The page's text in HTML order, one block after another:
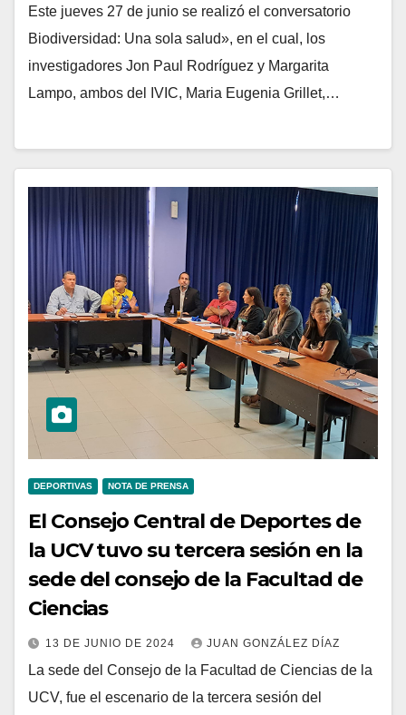
Este jueves 27 de junio se realizó el conversatorio
Biodiversidad: Una sola salud», en el cual, los
investigadores Jon Paul Rodríguez y Margarita
Lampo, ambos del IVIC, Maria Eugenia Grillet,…
DEPORTIVAS NOTA DE PRENSA
El Consejo Central de Deportes de
la UCV tuvo su tercera sesión en la
sede del consejo de la Facultad de
Ciencias
13 DE JUNIO DE 2024 JUAN GONZÁLEZ DÍAZ
La sede del Consejo de la Facultad de Ciencias de la
UCV, fue el escenario de la tercera sesión del